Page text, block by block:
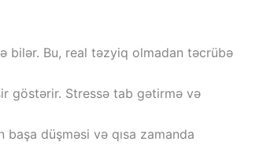
bilər. Bu, real təzyiq olmadan təcrübə
göstərir. Stressə tab gətirmə və
başa düşməsi və qısa zamanda